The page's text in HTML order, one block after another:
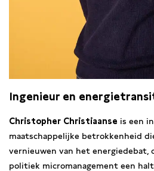
Ingenieur en
Christopher Christiaanse is een
maatschappelijke betrokkenheid
vernieuwen van het energiedebat,
politiek micromanagement een